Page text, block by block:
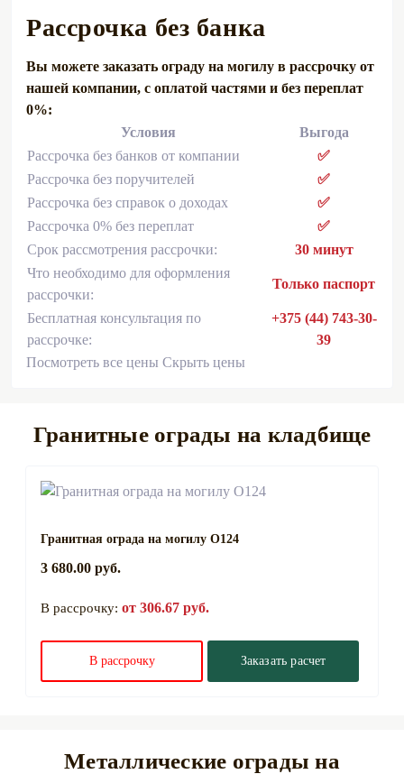
Рассрочка без банка
Вы можете заказать ограду на могилу в рассрочку от
нашей компании, с оплатой частями и без переплат
0%:
Условия
Выгода
Рассрочка без банков от компании
✅
Рассрочка без поручителей
✅
Рассрочка без справок о доходах
✅
Рассрочка 0% без переплат
✅
Срок рассмотрения рассрочки:
30 минут
Что необходимо для оформления
рассрочки:
Только паспорт
Бесплатная консультация по
рассрочке:
+375 (44) 743-30-
39
Посмотреть все цены Скрыть цены
Гранитные ограды на кладбище
Гранитная ограда на могилу О124
3 680.00 руб.
В рассрочку: от 306.67 руб.
В рассрочку Заказать расчет
Металлические ограды на